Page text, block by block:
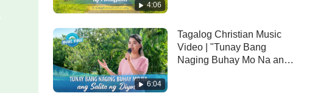
4:06
6:04
Tagalog Christian Music
Video | "Tunay Bang
Naging Buhay Mo Na ang